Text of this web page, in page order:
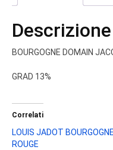
Descrizione
BOURGOGNE DOMAIN
GRAD 13%
Correlati
LOUIS JADOT BOURGOGNE
ROUGE